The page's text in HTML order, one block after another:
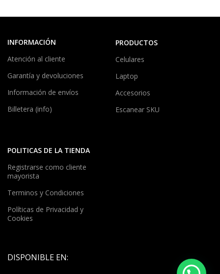
INFORMACIÓN
Atención al cliente
Garantía y devoluciones
Información de envíos
Billetera (info)
PRODUCTOS
Celulares
Laptop
Accesorios
Escanear SKU
POLITICAS DE LA TIENDA
Registrarse como cliente
mayorista
Terminos y Condiciones
Políticas de Privacidad y
Cookies
DISPONIBLE EN: